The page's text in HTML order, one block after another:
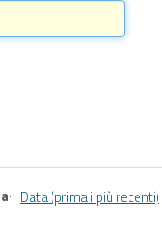
· Data (prima i più recenti)